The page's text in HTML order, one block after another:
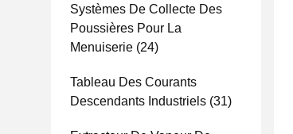
Systèmes De Collecte Des
Poussières Pour La
Menuiserie (24)
Tableau Des Courants
Descendants Industriels (31)